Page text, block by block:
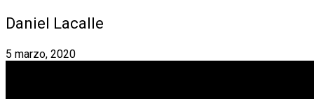
Daniel Lacalle
5 marzo, 2020